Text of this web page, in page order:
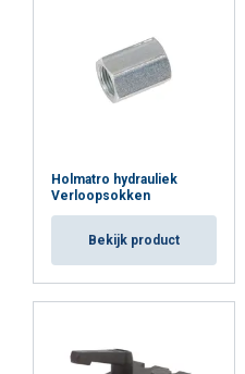
Holmatro hydrauliek
Verloopsokken
Bekijk product